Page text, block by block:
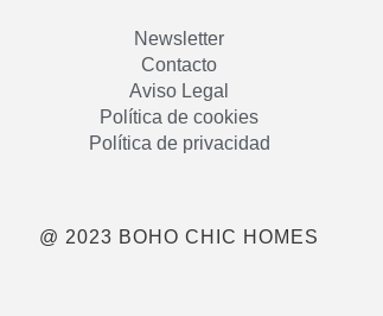
Newsletter
Contacto
Aviso Legal
Política de cookies
Política de privacidad
@ 2023 BOHO CHIC HOMES